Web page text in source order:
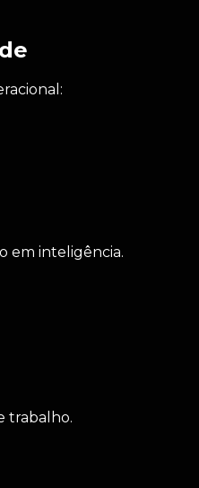
em inteligência.
trabalho.